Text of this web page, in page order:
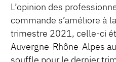
L’opinion des
commande s’améliore à
trimestre 2021, celle-ci
Auvergne-Rhône-Alpes